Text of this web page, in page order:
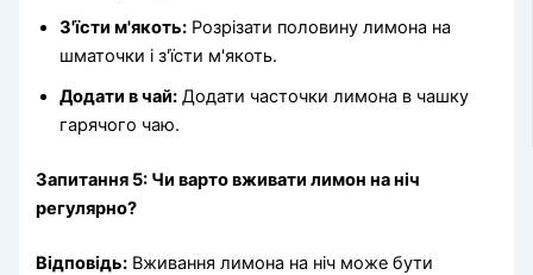
З'їсти м'якоть: Розрізати половину лимона на
шматочки і з'їсти м'якоть.
Додати в чай: Додати часточки лимона в чашку
гарячого чаю.
Запитання 5: Чи варто вживати лимон на ніч
регулярно?
Відповідь: Вживання лимона на ніч може бути